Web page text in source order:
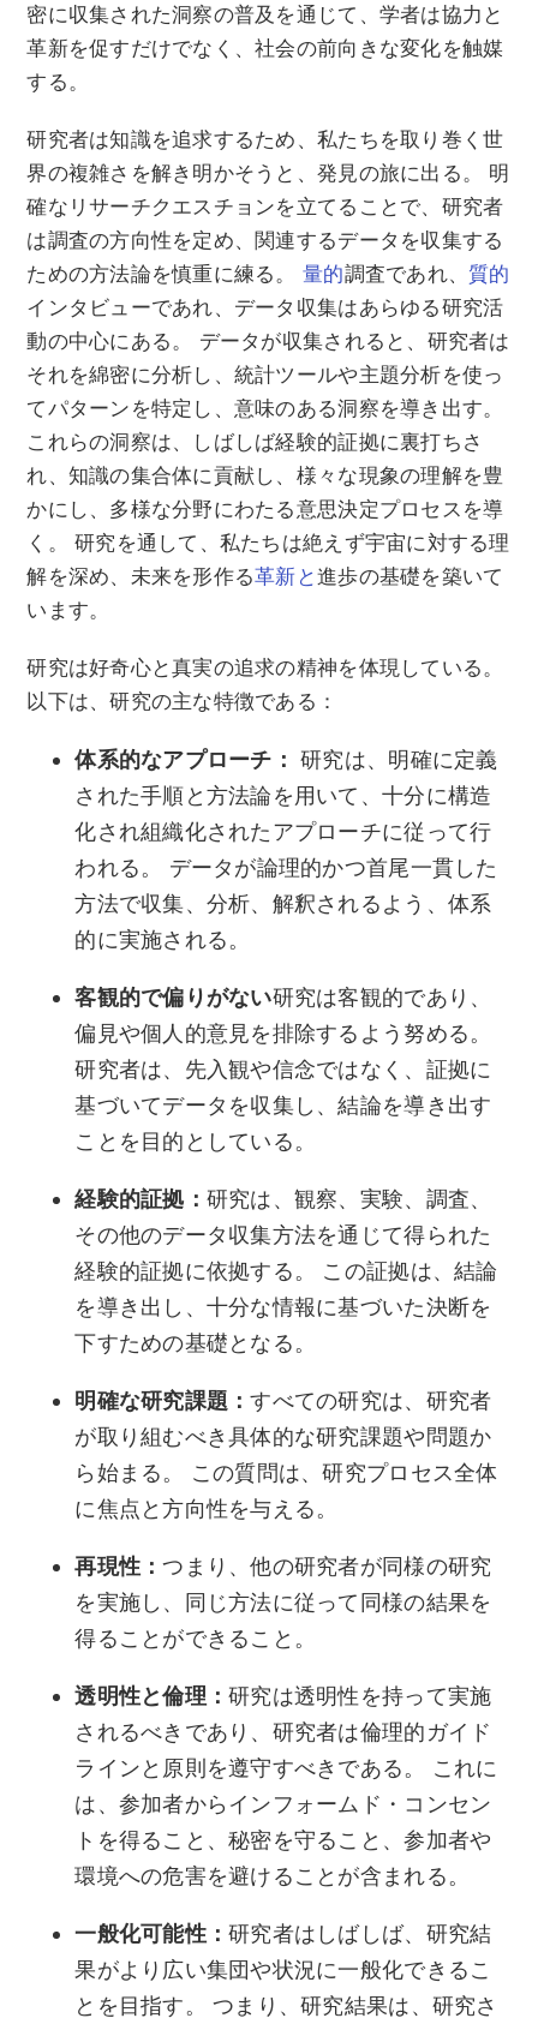
密に収集された洞察の普及を通じて、学者は協力と
革新を促すだけでなく、社会の前向きな変化を触媒
する。
研究者は知識を追求するため、私たちを取り巻く世
界の複雑さを解き明かそうと、発見の旅に出る。 明
確なリサーチクエスチョンを立てることで、研究者
は調査の方向性を定め、関連するデータを収集する
ための方法論を慎重に練る。量的調査であれ、 質的
インタビューであれ、データ収集はあらゆる研究活
動の中心にある。 データが収集されると、研究者は
それを綿密に分析し、統計ツールや主題分析を使っ
てパターンを特定し、意味のある洞察を導き出す。
これらの洞察は、しばしば経験的証拠に裏打ちさ
れ、知識の集合体に貢献し、様々な現象の理解を豊
かにし、多様な分野にわたる意思決定プロセスを導
く。 研究を通して、私たちは絶えず宇宙に対する理
解を深め、未来を形作る革新と進歩の基礎を築いて
います。
研究は好奇心と真実の追求の精神を体現している。
以下は、研究の主な特徴である：
体系的なアプローチ：研究は、明確に定義
された手順と方法論を用いて、十分に構造
化され組織化されたアプローチに従って行
われる。 データが論理的かつ首尾一貫した
方法で収集、分析、解釈されるよう、体系
的に実施される。
客観的で偏りがない研究は客観的であり、
偏見や個人的意見を排除するよう努める。
研究者は、先入観や信念ではなく、証拠に
基づいてデータを収集し、結論を導き出す
ことを目的としている。
経験的証拠： 研究は、観察、実験、調査、
その他のデータ収集方法を通じて得られた
経験的証拠に依拠する。 この証拠は、結論
を導き出し、十分な情報に基づいた決断を
下すための基礎となる。
明確な研究課題：すべての研究は、研究者
が取り組むべき具体的な研究課題や問題か
ら始まる。 この質問は、研究プロセス全体
に焦点と方向性を与える。
再現性：つまり、他の研究者が同様の研究
を実施し、同じ方法に従って同様の結果を
得ることができること。
透明性と倫理：研究は透明性を持って実施
されるべきであり、研究者は倫理的ガイド
ラインと原則を遵守すべきである。 これに
は、参加者からインフォームド・コンセン
トを得ること、秘密を守ること、参加者や
環境への危害を避けることが含まれる。
一般化可能性：研究者はしばしば、研究結
果がより広い集団や状況に一般化できるこ
とを目指す。 つまり、研究結果は、研究さ